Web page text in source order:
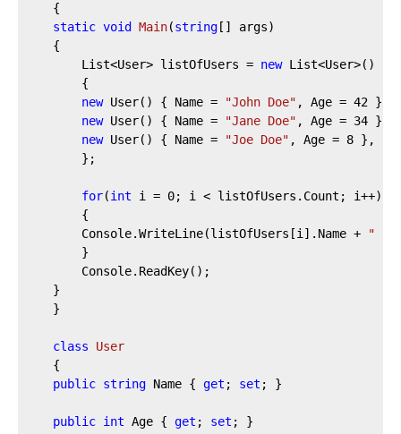
{
static void Main(string [] args)
    {
        List<User> listOfUsers =
new List<User>()
        {
new User() { Name = "John Doe" , Age = 42 },
new User() { Name = "Jane Doe" , Age = 34 },
new User() { Name = "Joe Doe" , Age = 8 },
        };
for(int i = 0; i < listOfUsers.Count; i++)
        {
        Console.WriteLine(listOfUsers[i].Name +
" is
        }
        Console.ReadKey();
    }
}
class
User
{
public string Name { get ; set ; }
public int Age { get ; set ; }